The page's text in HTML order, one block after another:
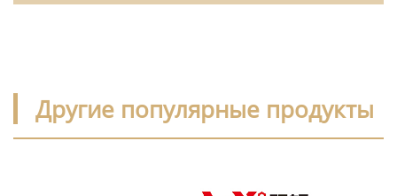
Другие популярные продукты